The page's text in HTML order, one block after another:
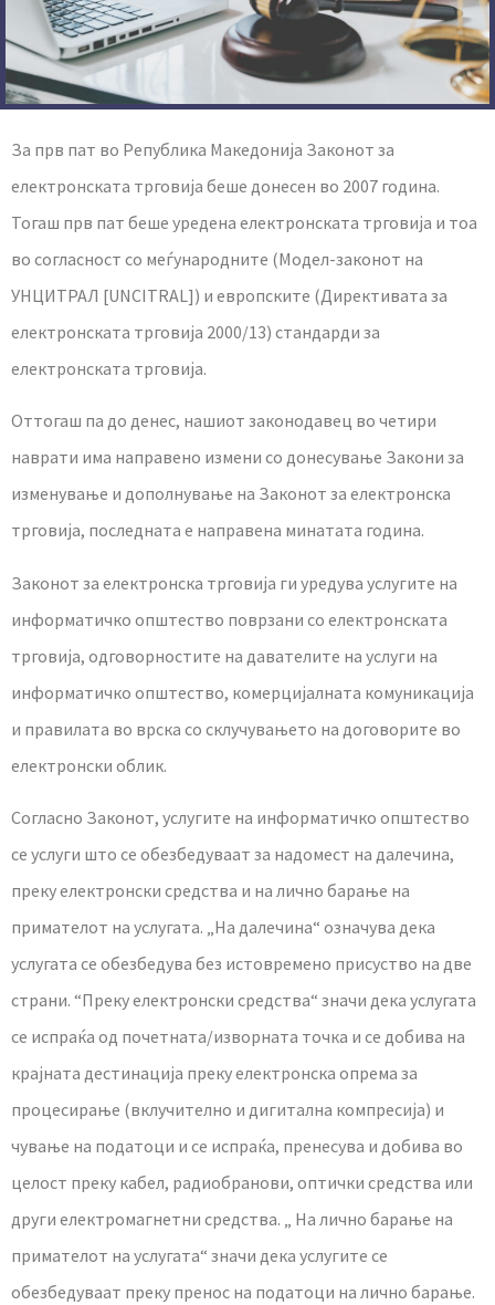
За прв пат во Република Македонија Законот за
електронската трговија беше донесен во 2007 година.
Тогаш прв пат беше уредена електронската трговија и тоа
во согласност со меѓународните (Модел-законот на
УНЦИТРАЛ [UNCITRAL]) и европските (Директивата за
електронската трговија 2000/13) стандарди за
електронската трговија.
Оттогаш па до денес, нашиот законодавец во четири
наврати има направено измени со донесување Закони за
изменување и дополнување на Законот за електронска
трговија, последната е направена минатата година.
Законот за електронска трговија ги уредува услугите на
информатичко општество поврзани со електронската
трговија, одговорностите на давателите на услуги на
информатичко општество, комерцијалната комуникација
и правилата во врска со склучувањето на договорите во
електронски облик.
Согласно Законот, услугите на информатичко општество
се услуги што се обезбедуваат за надомест на далечина,
преку електронски средства и на лично барање на
примателот на услугата. „На далечина“ означува дека
услугата се обезбедува без истовремено присуство на две
страни. “Преку електронски средства“ значи дека услугата
се испраќа од почетната/изворната точка и се добива на
крајната дестинација преку електронска опрема за
процесирање (вклучително и дигитална компресија) и
чување на податоци и се испраќа, пренесува и добива во
целост преку кабел, радиобранови, оптички средства или
други електромагнетни средства. „ На лично барање на
примателот на услугата“ значи дека услугите се
обезбедуваат преку пренос на податоци на лично барање.